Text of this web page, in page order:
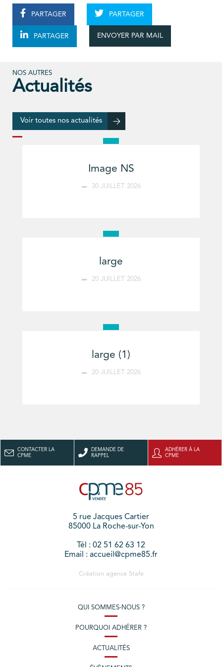
PARTAGER PARTAGER
PARTAGER ENVOYER PAR MAIL
NOS AUTRES
Actualités
Voir toutes nos actualités
Image NS
30 JUILLET 2026
large
20 JUILLET 2026
large (1)
20 JUILLET 2026
CONTACTER LA
CPME
DEMANDE DE
RAPPEL
ADHÉRER À LA
CPME
5 rue Jacques Cartier
85000 La Roche-sur-Yon
Tél : 02 51 62 63 12
Email : accueil@cpme85.fr
Création agence Stafe
QUI SOMMES-NOUS ?
POURQUOI ADHÉRER ?
ACTUALITÉS